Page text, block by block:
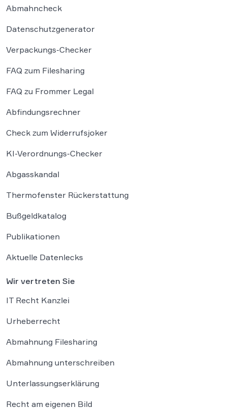
Abmahncheck
Datenschutzgenerator
Verpackungs-Checker
FAQ zum Filesharing
FAQ zu Frommer Legal
Abfindungsrechner
Check zum Widerrufsjoker
KI-Verordnungs-Checker
Abgasskandal
Thermofenster Rückerstattung
Bußgeldkatalog
Publikationen
Aktuelle Datenlecks
Wir vertreten Sie
IT Recht Kanzlei
Urheberrecht
Abmahnung Filesharing
Abmahnung unterschreiben
Unterlassungserklärung
Recht am eigenen Bild